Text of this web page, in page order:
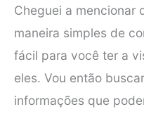
Cheguei a mencionar
maneira simples de
fácil para você ter a
eles. Vou então
informações que